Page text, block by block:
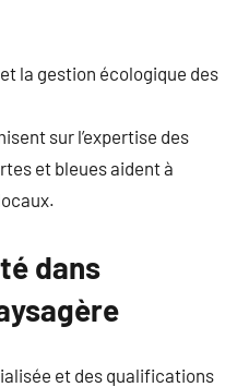
la gestion écologique des
sur l’expertise des
et bleues aident à
dans
et des qualifications